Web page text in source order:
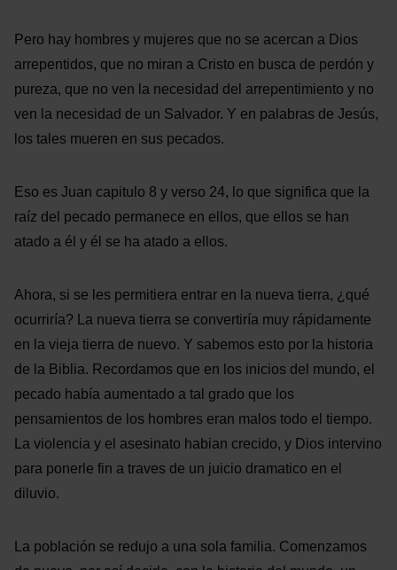
Pero hay hombres y mujeres que no se acercan a Dios
arrepentidos, que no miran a Cristo en busca de perdón y
pureza, que no ven la necesidad del arrepentimiento y no
ven la necesidad de un Salvador. Y en palabras de Jesús,
los tales mueren en sus pecados.
Eso es Juan capitulo 8 y verso 24, lo que significa que la
raíz del pecado permanece en ellos, que ellos se han
atado a él y él se ha atado a ellos.
Ahora, si se les permitiera entrar en la nueva tierra, ¿qué
ocurriría? La nueva tierra se convertiría muy rápidamente
en la vieja tierra de nuevo. Y sabemos esto por la historia
de la Biblia. Recordamos que en los inicios del mundo, el
pecado había aumentado a tal grado que los
pensamientos de los hombres eran malos todo el tiempo.
La violencia y el asesinato habian crecido, y Dios intervino
para ponerle fin a traves de un juicio dramatico en el
diluvio.
La población se redujo a una sola familia. Comenzamos